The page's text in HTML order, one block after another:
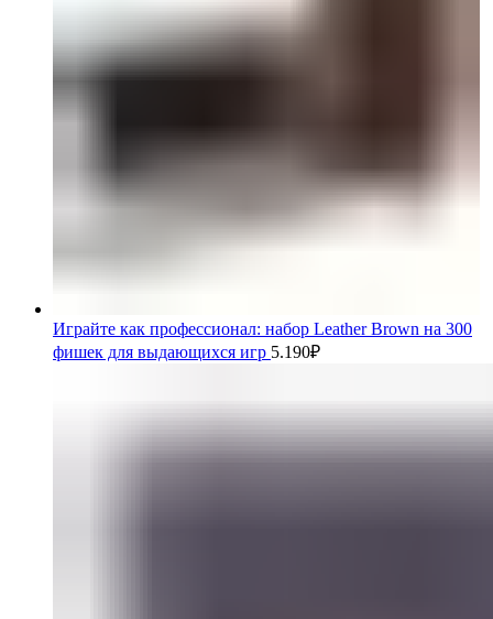
Играйте как профессионал: набор Leather Brown на 300
фишек для выдающихся игр 5.190₽